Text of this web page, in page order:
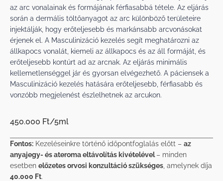
az arc vonalainak és formájának férfiasabbá tétele. Az eljárás
során a dermális töltőanyagot az arc különböző területeire
injektálják, hogy erőteljesebb és markánsabb arcvonásokat
érjenek el. A Masculinizáció kezelés segít meghatározni az
állkapocs vonalát, kiemeli az állkapocs és az áll formáját, és
erőteljesebb kontúrt ad az arcnak. Az eljárás minimális
kellemetlenséggel jár és gyorsan elvégezhető. A páciensek a
Masculinizáció kezelés hatására erőteljesebb, férfiasabb és
vonzóbb megjelenést észlelhetnek az arcukon.
450.000 Ft/5ml
Fontos: Kezeléseinkre történő időpontfoglalás előtt – az
anyajegy- és ateroma eltávolítás kivételével– minden
esetben előzetes orvosi konzultáció szükséges , amelynek díja
40.000 Ft.